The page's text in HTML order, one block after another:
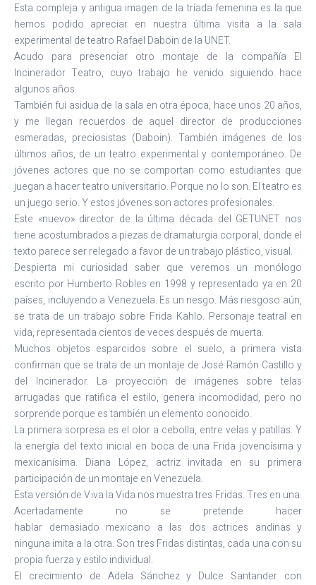
Esta compleja y antigua imagen de la tríada femenina es la que
hemos podido apreciar en nuestra última visita a la sala
experimental de teatro Rafael Daboin de la UNET.
Acudo para presenciar otro montaje de la compañía El
Incinerador Teatro, cuyo trabajo he venido siguiendo hace
algunos años.
También fui asidua de la sala en otra época, hace unos 20 años,
y me llegan recuerdos de aquel director de producciones
esmeradas, preciosistas (Daboin). También imágenes de los
últimos años, de un teatro experimental y contemporáneo. De
jóvenes actores que no se comportan como estudiantes que
juegan a hacer teatro universitario. Porque no lo son. El teatro es
un juego serio. Y estos jóvenes son actores profesionales.
Este «nuevo» director de la última década del GETUNET nos
tiene acostumbrados a piezas de dramaturgia corporal, donde el
texto parece ser relegado a favor de un trabajo plástico, visual.
Despierta mi curiosidad saber que veremos un monólogo
escrito por Humberto Robles en 1998 y representado ya en 20
países, incluyendo a Venezuela. Es un riesgo. Más riesgoso aún,
se trata de un trabajo sobre Frida Kahlo. Personaje teatral en
vida, representada cientos de veces después de muerta.
Muchos objetos esparcidos sobre el suelo, a primera vista
confirman que se trata de un montaje de José Ramón Castillo y
del Incinerador. La proyección de imágenes sobre telas
arrugadas que ratifica el estilo, genera incomodidad, pero no
sorprende porque es también un elemento conocido.
La primera sorpresa es el olor a cebolla, entre velas y patillas. Y
la energía del texto inicial en boca de una Frida jovencísima y
mexicanísima. Diana López, actriz invitada en su primera
participación de un montaje en Venezuela.
Esta versión de Viva la Vida nos muestra tres Fridas. Tres en una.
Acertadamente no se pretende hacer
hablar demasiado mexicano a las dos actrices andinas y
ninguna imita a la otra. Son tres Fridas distintas, cada una con su
propia fuerza y estilo individual.
El crecimiento de Adela Sánchez y Dulce Santander con